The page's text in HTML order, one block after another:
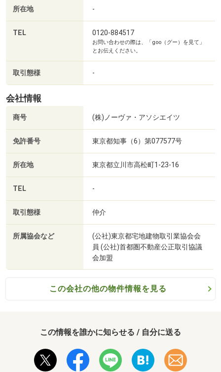
所在地 -
TEL 0120-884517
お問い合わせの際は、「goo（グー）を見て」
とお伝えください。
取引態様 -
会社情報
商号 (株)ノーヴァ・アソシエイツ
免許番号 東京都知事（6）第077577号
所在地 東京都立川市高松町1-23-16
TEL -
取引態様 仲介
所属協会など
(公社)東京都宅地建物取引業協会会
員 (公社)首都圏不動産公正取引協議
会加盟
この会社の他の物件情報を見る
この情報を誰かに知らせる / 自分に送る